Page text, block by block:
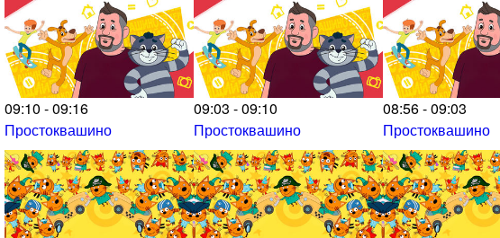
09:10 - 09:16
Простоквашино
09:03 - 09:10
Простоквашино
08:56 - 09:03
Простоквашино